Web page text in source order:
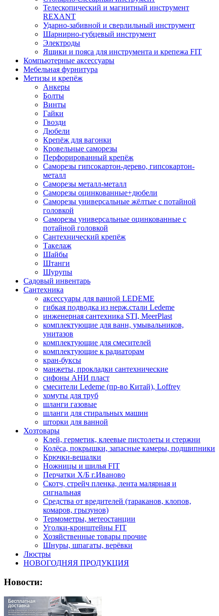
Телескопический и магнитный инструмент
REXANT
Ударно-забивной и сверлильный инструмент
Шарнирно-губцевый инструмент
Электроды
Ящики и пояса для инструмента и крепежа FIT
Компьютерные аксессуары
Мебельная фурнитура
Метизы и крепёж
Анкеры
Болты
Винты
Гайки
Гвозди
Дюбели
Крепёж для вагонки
Кровельные саморезы
Перфорированный крепёж
Саморезы гипсокартон-дерево, гипсокартон-
металл
Саморезы металл-металл
Саморезы оцинкованные+дюбели
Саморезы универсальные жёлтые с потайной
головкой
Саморезы универсальные оцинкованные с
потайной головкой
Сантехнический крепёж
Такелаж
Шайбы
Штанги
Шурупы
Садовый инвентарь
Сантехника
аксессуары для ванной LEDEME
гибкая подводка из нерж.стали Ledeme
инженерная сантехника STI, MeerPlast
комплектующие для ванн, умывальников,
унитазов
комплектующие для смесителей
комплектующие к радиаторам
кран-буксы
манжеты, прокладки сантехнические
сифоны АНИ пласт
смесители Ledeme (пр-во Китай), Loffrey
хомуты для труб
шланги газовые
шланги для стиральных машин
шторки для ванной
Хозтовары
Клей, герметик, клеевые пистолеты и стержни
Колёса, покрышки, запасные камеры, подшипники
Крючки-вешалки
Ножницы и шилья FIT
Перчатки Х/Б г.Иваново
Скотч, стрейч пленка, лента малярная и
сигнальная
Средства от вредителей (тараканов, клопов,
комаров, грызунов)
Термометры, метеостанции
Уголки-кронштейны FIT
Хозяйственные товары прочие
Шнуры, шпагаты, верёвки
Люстры
НОВОГОДНЯЯ ПРОДУКЦИЯ
Новости: